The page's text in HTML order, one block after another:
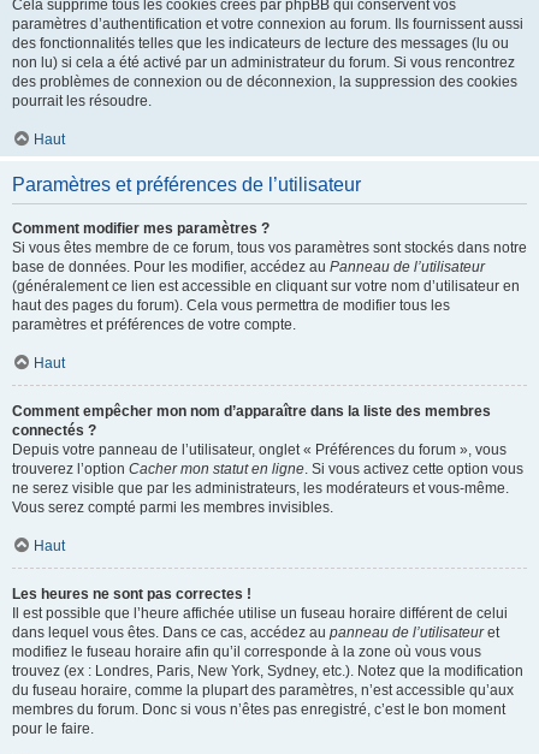
Cela supprime tous les cookies créés par phpBB qui conservent vos
paramètres d’authentification et votre connexion au forum. Ils fournissent aussi
des fonctionnalités telles que les indicateurs de lecture des messages (lu ou
non lu) si cela a été activé par un administrateur du forum. Si vous rencontrez
des problèmes de connexion ou de déconnexion, la suppression des cookies
pourrait les résoudre.
Haut
Paramètres et préférences de l’utilisateur
Comment modifier mes paramètres ?
Si vous êtes membre de ce forum, tous vos paramètres sont stockés dans notre
base de données. Pour les modifier, accédez au Panneau de l’utilisateur
(généralement ce lien est accessible en cliquant sur votre nom d’utilisateur en
haut des pages du forum). Cela vous permettra de modifier tous les
paramètres et préférences de votre compte.
Haut
Comment empêcher mon nom d’apparaître dans la liste des membres
connectés ?
Depuis votre panneau de l’utilisateur, onglet « Préférences du forum », vous
trouverez l’option Cacher mon statut en ligne. Si vous activez cette option vous
ne serez visible que par les administrateurs, les modérateurs et vous-même.
Vous serez compté parmi les membres invisibles.
Haut
Les heures ne sont pas correctes !
Il est possible que l’heure affichée utilise un fuseau horaire différent de celui
dans lequel vous êtes. Dans ce cas, accédez au panneau de l’utilisateuret
modifiez le fuseau horaire afin qu’il corresponde à la zone où vous vous
trouvez (ex : Londres, Paris, New York, Sydney, etc.). Notez que la modification
du fuseau horaire, comme la plupart des paramètres, n’est accessible qu’aux
membres du forum. Donc si vous n’êtes pas enregistré, c’est le bon moment
pour le faire.